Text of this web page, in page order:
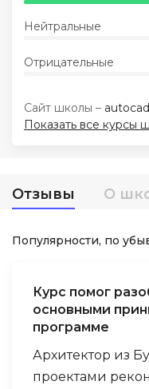
Нейтральные
Отрицательные
Показать все курсы
Отзывы О
Сайт школы –
Популярности, по
Курс помог
основными
программе
Архитектор из
проектами
Soft Skills
ДПО
Акции и